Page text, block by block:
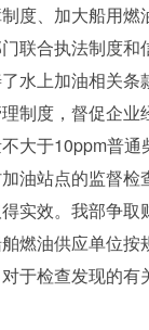
度、加大船用
联合执法制度
水上加油相关
制度，督促企
大于10ppm普
油站点的监督
实效。我部争
燃油供应单位
于检查发现的